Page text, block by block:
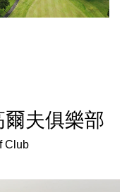
夫俱樂部
Club